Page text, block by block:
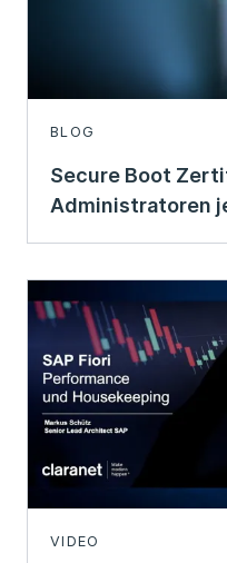
BLOG
Secure Boot
Administratoren
VIDEO